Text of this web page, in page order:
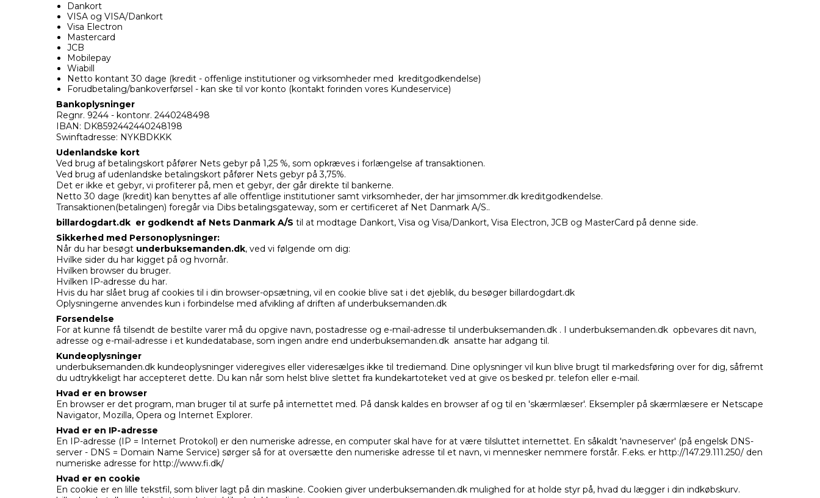
Dankort
VISA og VISA/Dankort
Visa Electron
Mastercard
JCB
Mobilepay
Wiabill
Netto kontant 30 dage (kredit - offenlige institutioner og virksomheder med kreditgodkendelse)
Forudbetaling/bankoverførsel - kan ske til vor konto (kontakt forinden vores Kundeservice)
Bankoplysninger
Regnr. 9244 - kontonr. 2440248498
IBAN: DK8592442440248198
Swinftadresse: NYKBDKKK
Udenlandske kort
Ved brug af betalingskort påfører Nets gebyr på 1,25 %, som opkræves i forlængelse af transaktionen.
Ved brug af udenlandske betalingskort påfører Nets gebyr på 3,75%.
Det er ikke et gebyr, vi profiterer på, men et gebyr, der går direkte til bankerne.
Netto 30 dage (kredit) kan benyttes af alle offentlige institutioner samt virksomheder, der har jimsommer.dk kreditgodkendelse.
Transaktionen(betalingen) foregår via Dibs betalingsgateway, som er certificeret af Net Danmark A/S..
billardogdart.dk er godkendt af Nets Danmark A/S til at modtage Dankort, Visa og Visa/Dankort, Visa Electron, JCB og MasterCard på denne side.
Sikkerhed med Personoplysninger:
Når du har besøgt underbuksemanden.dk, ved vi følgende om dig:
Hvilke sider du har kigget på og hvornår.
Hvilken browser du bruger.
Hvilken IP-adresse du har.
Hvis du har slået brug af cookies til i din browser-opsætning, vil en cookie blive sat i det øjeblik, du besøger billardogdart.dk
Oplysningerne anvendes kun i forbindelse med afvikling af driften af underbuksemanden.dk
Forsendelse
For at kunne få tilsendt de bestilte varer må du opgive navn, postadresse og e-mail-adresse til underbuksemanden.dk . I underbuksemanden.dk opbevares dit navn,
adresse og e-mail-adresse i et kundedatabase, som ingen andre end underbuksemanden.dk ansatte har adgang til.
Kundeoplysninger
underbuksemanden.dk kundeoplysninger videregives eller videresælges ikke til trediemand. Dine oplysninger vil kun blive brugt til markedsføring over for dig, såfremt
du udtrykkeligt har accepteret dette. Du kan når som helst blive slettet fra kundekartoteket ved at give os besked pr. telefon eller e-mail.
Hvad er en browser
En browser er det program, man bruger til at surfe på internettet med. På dansk kaldes en browser af og til en 'skærmlæser'. Eksempler på skærmlæsere er Netscape
Navigator, Mozilla, Opera og Internet Explorer.
Hvad er en IP-adresse
En IP-adresse (IP = Internet Protokol) er den numeriske adresse, en computer skal have for at være tilsluttet internettet. En såkaldt 'navneserver' (på engelsk DNS-
server - DNS = Domain Name Service) sørger så for at oversætte den numeriske adresse til et navn, vi mennesker nemmere forstår. F.eks. er http://147.29.111.250/ den
numeriske adresse for http://www.fi.dk/
Hvad er en cookie
En cookie er en lille tekstfil, som bliver lagt på din maskine. Cookien giver underbuksemanden.dk mulighed for at holde styr på, hvad du lægger i din indkøbskurv.